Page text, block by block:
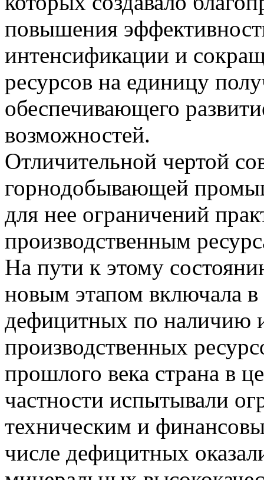
повышения
интенсификации и
ресурсов на единицу
обеспечивающего
возможностей.
Отличительной чертой
горнодобывающей
для нее ограничений
производственным
На пути к этому
новым этапом включала
дефицитных по наличию
производственных
прошлого века страна в
частности испытывали
техническим и
числе дефицитных